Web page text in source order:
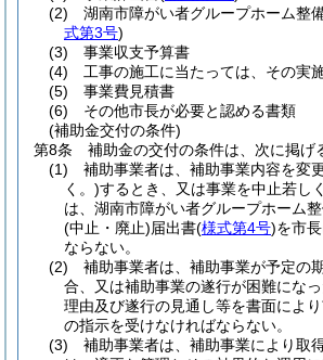
(2)
湖南市障がい者グループホーム整
式第3号)
(3)
事業収支予算書
(4)
工事の施工に当たっては、その実
(5)
事業費見積書
(6)
その他市長が必要と認める書類
(補助金交付の条件)
第8条
補助金の交付の条件は、次に掲げ
(1)
補助事業者は、補助事業内容を変
く。)するとき、又は事業を中止若し
は、湖南市障がい者グループホーム
(中止・廃止)届出書(様式第4号)を市
ならない。
(2)
補助事業者は、補助事業が予定の
合、又は補助事業の遂行が困難にな
理由及び遂行の見通し等を書面によ
の指示を受けなければならない。
(3)
補助事業者は、補助事業により取